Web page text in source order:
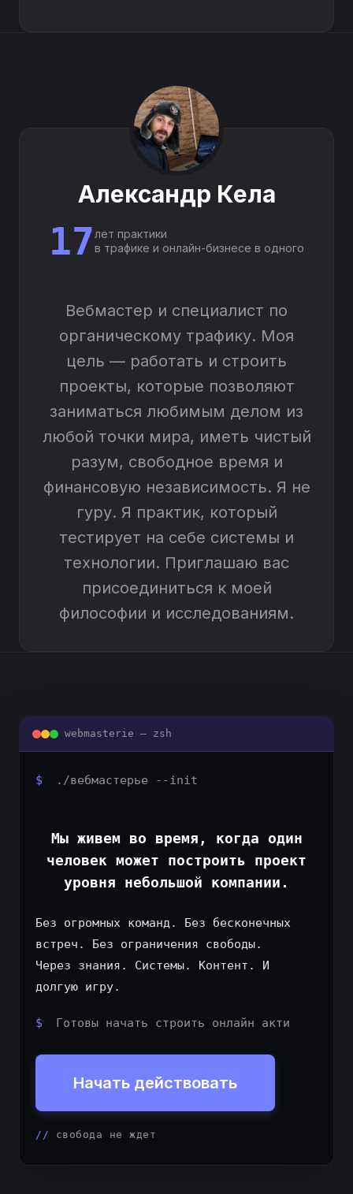
Александр Кела
17 лет практики
в трафике и онлайн-бизнесе в одного
Вебмастер и специалист по
органическому трафику. Моя
цель — работать и строить
проекты, которые позволяют
заниматься любимым делом из
любой точки мира, иметь чистый
разум, свободное время и
финансовую независимость. Я не
гуру. Я практик, который
тестирует на себе системы и
технологии. Приглашаю вас
присоединиться к моей
философии и исследованиям.
webmasterie — zsh
$ ./вебмастерье --init
Мы живем во время, когда один
человек может построить проект
уровня небольшой компании.
Без огромных команд. Без бесконечных
встреч. Без ограничения свободы.
Через знания. Системы. Контент. И
долгую игру.
$
Готовы начать строить онлайн активы